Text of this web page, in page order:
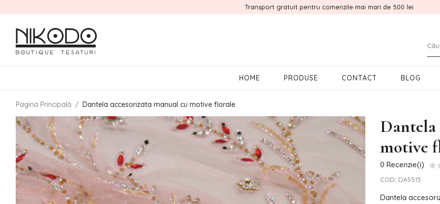
Transport gratuit pentru comenzile mai mari de 500 lei
HOME PRODUSE CONTACT BLOG
Pagina Principală / Dantela accesorizata manual cu motive florale
Dantela
motive
0 Recenzie(i)
COD: DA5513
Dantela